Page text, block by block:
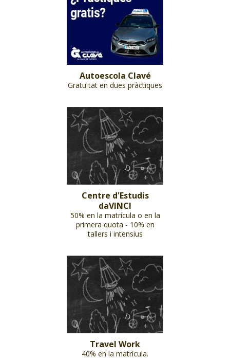
Autoescola Clavé
Gratuïtat en dues pràctiques
Centre d'Estudis
daVINCI
50% en la matrícula o en la
primera quota - 10% en
tallers i intensius
Travel Work
40% en la matrícula.